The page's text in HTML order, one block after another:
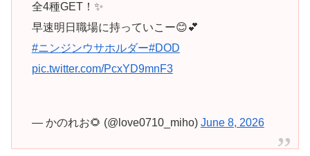
全4種GET！✨
早速明日職場に持っていこー😊💕
#ニンジンウサホルダー#DOD
pic.twitter.com/PcxYD9mnF3
— かのれお🌻 (@love0710_miho) June 8, 2026